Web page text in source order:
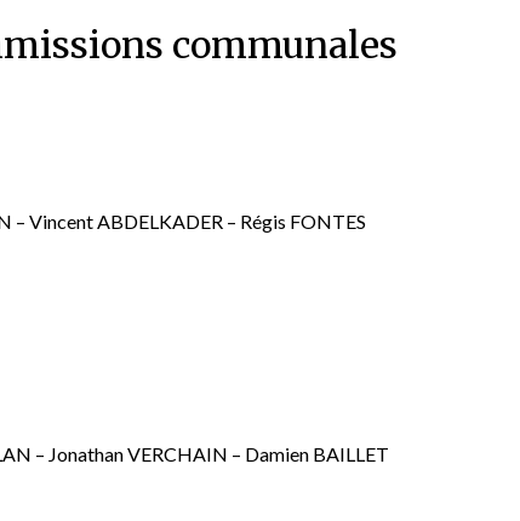
communales
– Vincent ABDELKADER – Régis FONTES
– Jonathan VERCHAIN – Damien BAILLET